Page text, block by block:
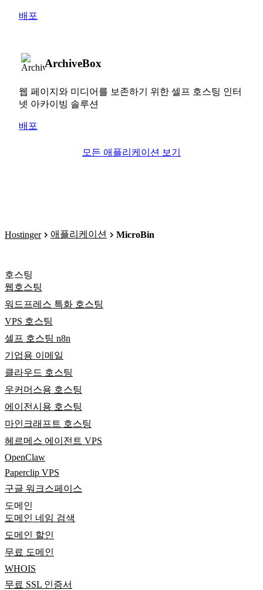
배포
ArchiveBox
웹 페이지와 미디어를 보존하기 위한 셀프 호스팅 인터
넷 아카이빙 솔루션
배포
모든 애플리케이션 보기
Hostinger 애플리케이션 MicroBin
호스팅
웹호스팅
워드프레스 특화 호스팅
VPS 호스팅
셀프 호스팅 n8n
기업용 이메일
클라우드 호스팅
우커머스용 호스팅
에이전시용 호스팅
마인크래프트 호스팅
헤르메스 에이전트 VPS
OpenClaw
Paperclip VPS
구글 워크스페이스
도메인
도메인 네임 검색
도메인 할인
무료 도메인
WHOIS
무료 SSL 인증서